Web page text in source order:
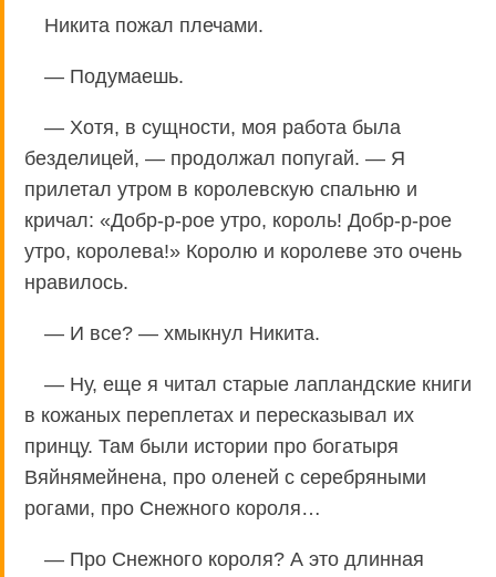
Никита пожал плечами.
— Подумаешь.
— Хотя, в сущности, моя работа была
безделицей, — продолжал попугай. — Я
прилетал утром в королевскую спальню и
кричал: «Добр-р-рое утро, король! Добр-р-рое
утро, королева!» Королю и королеве это очень
нравилось.
— И все? — хмыкнул Никита.
— Ну, еще я читал старые лапландские книги
в кожаных переплетах и пересказывал их
принцу. Там были истории про богатыря
Вяйнямейнена, про оленей с серебряными
рогами, про Снежного короля…
— Про Снежного короля? А это длинная